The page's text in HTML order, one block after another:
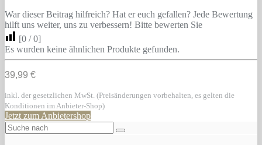
War dieser Beitrag hilfreich? Hat er euch gefallen? Jede Bewertung
hilft uns weiter, uns zu verbessern! Bitte bewerten Sie
[0 /0]
Es wurden keine ähnlichen Produkte gefunden.
39,99 €
inkl. der gesetzlichen MwSt. (Preisänderungen vorbehalten, es gelten die
Konditionen im Anbieter-Shop)
Jetzt zum Anbietershop